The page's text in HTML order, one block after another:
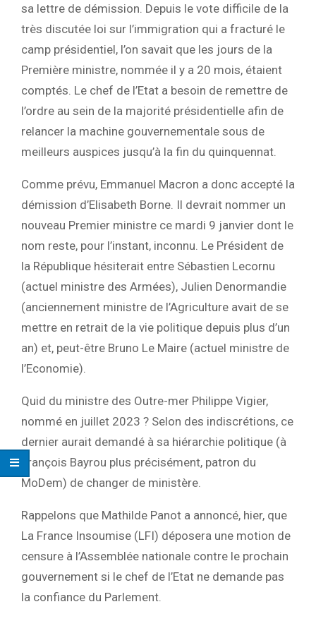
sa lettre de démission. Depuis le vote difficile de la
très discutée loi sur l’immigration qui a fracturé le
camp présidentiel, l’on savait que les jours de la
Première ministre, nommée il y a 20 mois, étaient
comptés. Le chef de l’Etat a besoin de remettre de
l’ordre au sein de la majorité présidentielle afin de
relancer la machine gouvernementale sous de
meilleurs auspices jusqu’à la fin du quinquennat.
Comme prévu, Emmanuel Macron a donc accepté la
démission d’Elisabeth Borne. Il devrait nommer un
nouveau Premier ministre ce mardi 9 janvier dont le
nom reste, pour l’instant, inconnu. Le Président de
la République hésiterait entre Sébastien Lecornu
(actuel ministre des Armées), Julien Denormandie
(anciennement ministre de l’Agriculture avait de se
mettre en retrait de la vie politique depuis plus d’un
an) et, peut-être Bruno Le Maire (actuel ministre de
l’Economie).
Quid du ministre des Outre-mer Philippe Vigier,
nommé en juillet 2023 ? Selon des indiscrétions, ce
dernier aurait demandé à sa hiérarchie politique (à
François Bayrou plus précisément, patron du
MoDem) de changer de ministère.
Rappelons que Mathilde Panot a annoncé, hier, que
La France Insoumise (LFI) déposera une motion de
censure à l’Assemblée nationale contre le prochain
gouvernement si le chef de l’Etat ne demande pas
la confiance du Parlement.